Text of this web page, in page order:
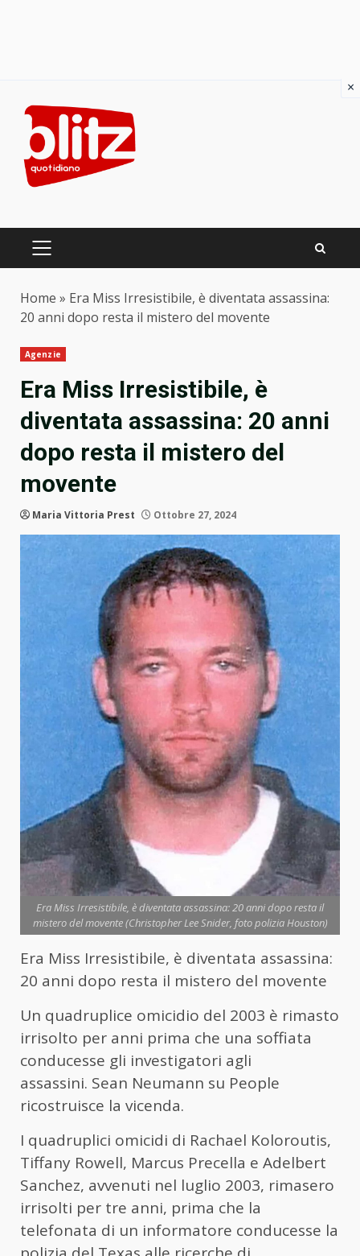
content
PRIMARY
Home » Era Miss Irresistibile, è diventata assassina:
20 anni dopo resta il mistero del movente
Agenzie
Era Miss Irresistibile, è
diventata assassina: 20 anni
dopo resta il mistero del
movente
Maria Vittoria Prest Ottobre 27, 2024
Era Miss Irresistibile, è diventata assassina: 20 anni dopo resta il
mistero del movente (Christopher Lee Snider, foto polizia Houston)
Era Miss Irresistibile, è diventata assassina:
20 anni dopo resta il mistero del movente
Un quadruplice omicidio del 2003 è rimasto
irrisolto per anni prima che una soffiata
conducesse gli investigatori agli
assassini. Sean Neumann su People
ricostruisce la vicenda.
I quadruplici omicidi di Rachael Koloroutis,
Tiffany Rowell, Marcus Precella e Adelbert
Sanchez, avvenuti nel luglio 2003, rimasero
irrisolti per tre anni, prima che la
telefonata di un informatore conducesse la
×